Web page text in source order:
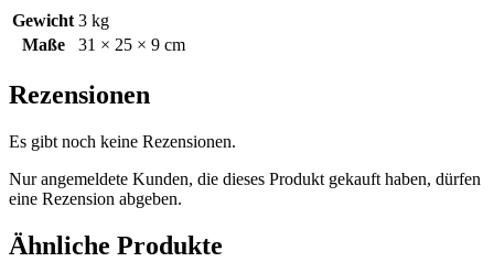
Gewicht 3 kg
Maße
31 × 25 × 9 cm
Rezensionen
Es gibt noch keine Rezensionen.
Nur angemeldete Kunden, die dieses Produkt gekauft haben, dürfen
eine Rezension abgeben.
Ähnliche Produkte